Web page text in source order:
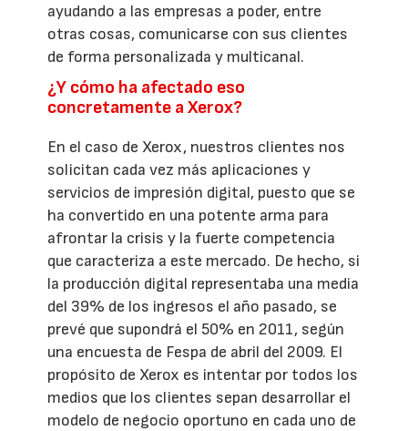
ayudando a las empresas a poder, entre
otras cosas, comunicarse con sus clientes
de forma personalizada y multicanal.
¿Y cómo ha afectado eso
concretamente a Xerox?
En el caso de Xerox, nuestros clientes nos
solicitan cada vez más aplicaciones y
servicios de impresión digital, puesto que se
ha convertido en una potente arma para
afrontar la crisis y la fuerte competencia
que caracteriza a este mercado. De hecho, si
la producción digital representaba una media
del 39% de los ingresos el año pasado, se
prevé que supondrá el 50% en 2011, según
una encuesta de Fespa de abril del 2009. El
propósito de Xerox es intentar por todos los
medios que los clientes sepan desarrollar el
modelo de negocio oportuno en cada uno de